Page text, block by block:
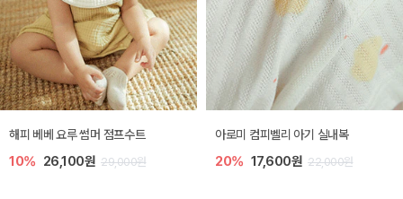
해피 베베 요루 썸머 점프수트
10% 26,100원 29,000원
아로미 컴피벨리 아기 실내복
20% 17,600원 22,000원